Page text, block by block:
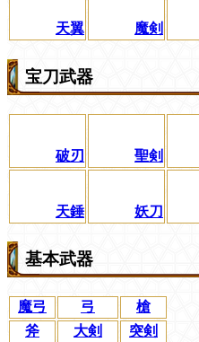
天翼 魔剣
宝刀武器
破刃 聖剣
天錘 妖刀
基本武器
魔弓 弓
槍
斧
大剣 突剣